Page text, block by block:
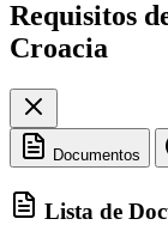
Requisitos
Croacia
Documentos
Lista de